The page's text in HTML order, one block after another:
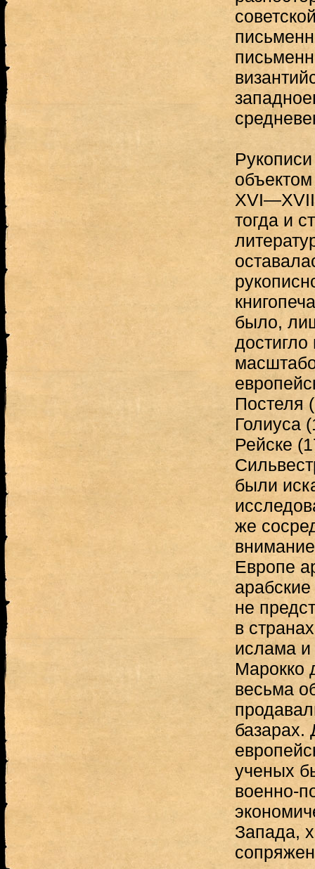
тогда и
было,
Постеля
Голиуса
Рейске
были
же
Европе
не
в
ислама и
Марокко
весьма
базарах.
ученых
военно-
Запада,